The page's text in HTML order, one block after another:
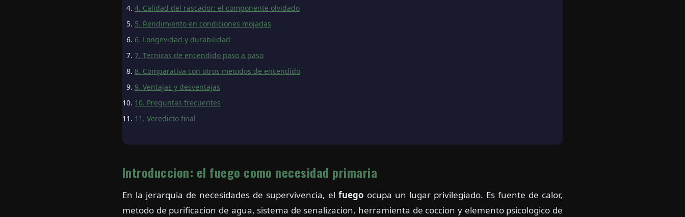
4. Calidad del rascador: el componente olvidado
5. Rendimiento en condiciones mojadas
6. Longevidad y durabilidad
7. Tecnicas de encendido paso a paso
8. Comparativa con otros metodos de encendido
9. Ventajas y desventajas
10. Preguntas frecuentes
11. Veredicto final
Introduccion: el fuego como necesidad primaria
En la jerarquia de necesidades de supervivencia, el fuego ocupa un lugar privilegiado. Es fuente de calor,
metodo de purificacion de agua, sistema de senalizacion, herramienta de coccion y elemento psicologico de